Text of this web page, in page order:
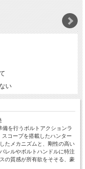
い
を行うボルトアクションラ
コープを搭載したハンター
たメカニズムと、剛性の高い
レルやボルトハンドルに特注
の質感が所有欲をそそる、豪